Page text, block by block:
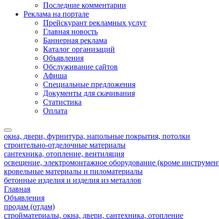
Последние комментарии
Реклама на портале
Прейскурант рекламных услуг
Главная новость
Баннерная реклама
Каталог организаций
Объявления
Обслуживание сайтов
Афиша
Специальные предложения
Документы для скачивания
Статистика
Оплата
окна, двери, фурнитура, напольные покрытия, потолки
строительно-отделочные материалы
сантехника, отопление, вентиляция
освещение, электромонтажное оборудование (кроме
кровельные материалы и пиломатериалы
бетонные изделия и изделия из металлов
Главная
Объявления
продам (отдам)
стройматериалы, окна, двери, сантехника, отопление